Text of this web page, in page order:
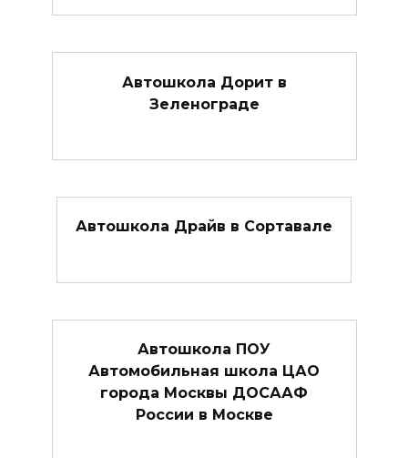
Автошкола Дорит в
Зеленограде
Автошкола Драйв в Сортавале
Автошкола ПОУ
Автомобильная школа ЦАО
города Москвы ДОСААФ
России в Москве